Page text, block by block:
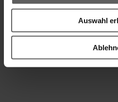
Auswahl
Rollladenpanzer aus
Die preisgünstige Alternative für
Profilhöhen: 37, 53 und 55